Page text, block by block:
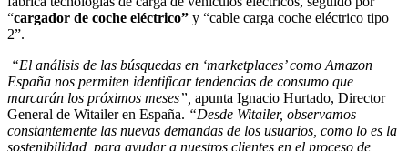
“cargador de coche eléctrico” y “cable carga coche eléctrico tipo
2”.
“El análisis de las búsquedas en ‘marketplaces’ como Amazon
España nos permiten identificar tendencias de consumo que
marcarán los próximos meses”, apunta Ignacio Hurtado, Director
General de Witailer en España. “Desde Witailer, observamos
constantemente las nuevas demandas de los usuarios, como lo es la
sostenibilidad, para ayudar a nuestros clientes en el proceso de